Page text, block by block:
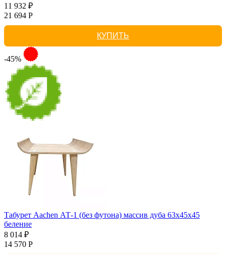
11 932 ₽
21 694 Р
КУПИТЬ
-45%
Табурет Aachen АТ-1 (без футона) массив дуба 63х45х45
беление
8 014 ₽
14 570 Р